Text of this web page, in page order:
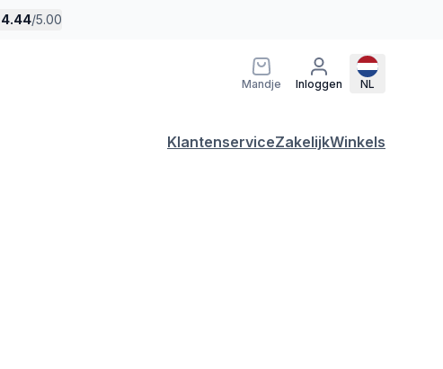
4.44/5.00
Mandje Inloggen NL
KlantenserviceZakelijkWinkels